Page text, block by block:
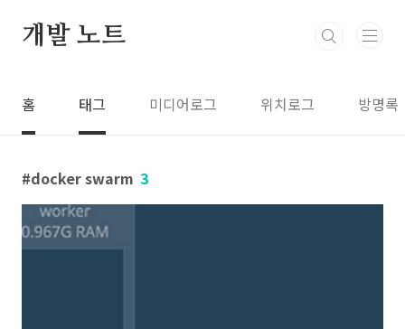
개발 노트
홈 태그 미디어로그 위치로그 방명록
docker swarm 3